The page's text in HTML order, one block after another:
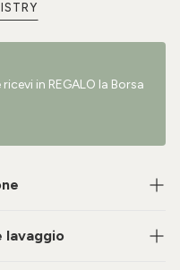
in REGALO la Borsa
lavaggio